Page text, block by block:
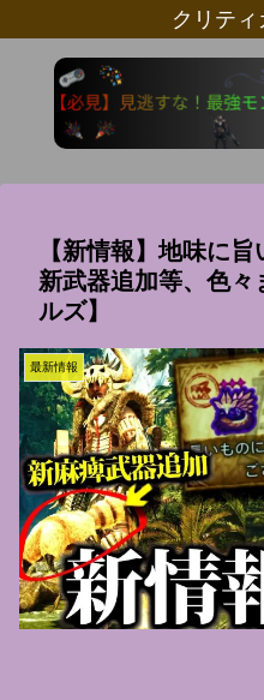
クリティ
【新情報】地味に
新武器追加等、色々
ルズ】
最新情報